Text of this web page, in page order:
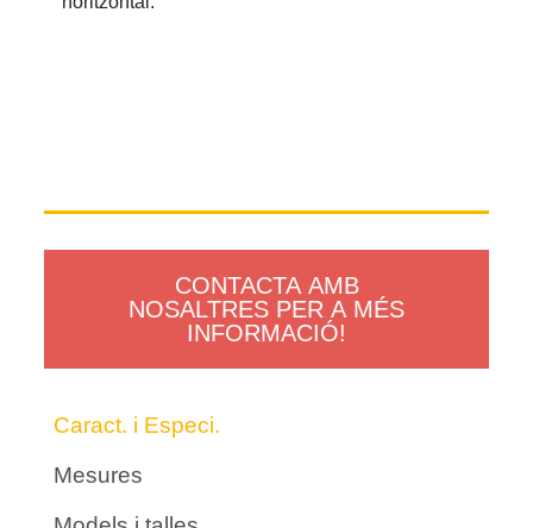
CONTACTA AMB
NOSALTRES PER A MÉS
INFORMACIÓ!
Caract. i Especi.
Mesures